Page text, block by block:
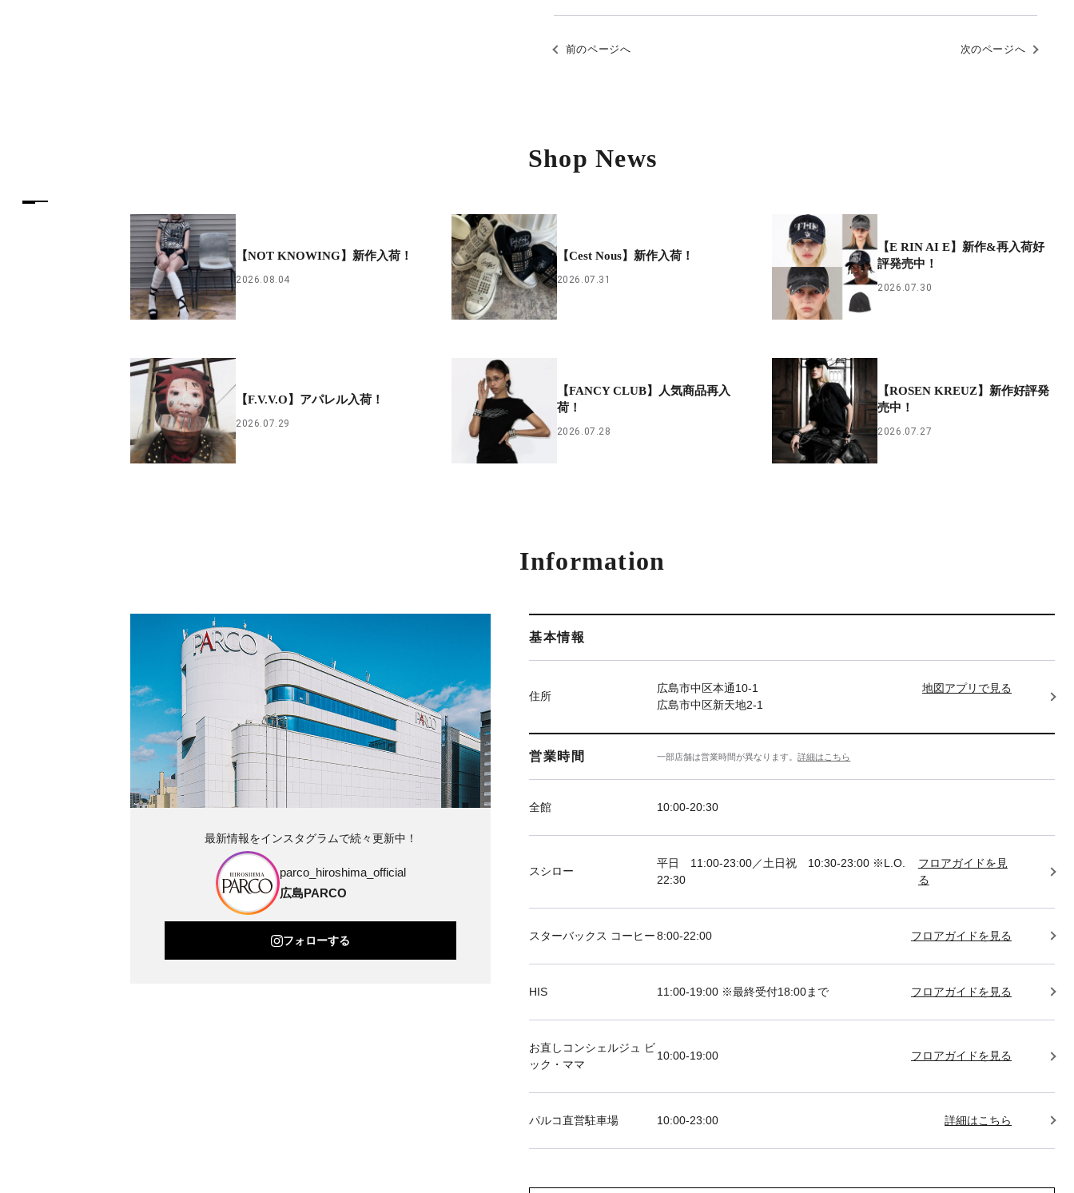
前のページへ 次のページへ
Shop News
【NOT KNOWING】新作入荷！
2026.08.04
【Cest Nous】新作入荷！
2026.07.31
【E RIN AI E】新作&再入荷好
評発売中！
2026.07.30
【F.V.V.O】アパレル入荷！
2026.07.29
【FANCY CLUB】人気商品再入
荷！
2026.07.28
【ROSEN KREUZ】新作好評発
売中！
2026.07.27
Information
基本情報
住所
広島市中区本通10-1
広島市中区新天地2-1
地図アプリで見る
営業時間 一部店舗は営業時間が異なります。詳細はこちら
全館 10:00-20:30
スシロー
平日 11:00-23:00／土日祝 10:30-23:00 ※L.O.
22:30
フロアガイドを見
る
スターバックス コーヒー 8:00-22:00 フロアガイドを見る
HIS 11:00-19:00 ※最終受付18:00まで フロアガイドを見る
お直しコンシェルジュ ビ
ック・ママ
10:00-19:00 フロアガイドを見る
パルコ直営駐車場 10:00-23:00 詳細はこちら
最新情報をインスタグラムで続々更新中！
parco_hiroshima_official
広島PARCO
フォローする